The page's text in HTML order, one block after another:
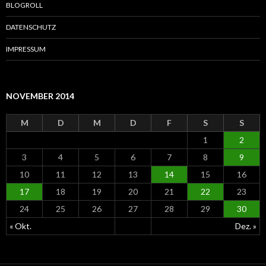
a
h
BLOGROLL
DATENSCHUTZ
IMPRESSUM
NOVEMBER 2014
M D M D F S S
« Okt. Dez. »
1
2
3
4 5 6 7 8
9
10
11 12 13 14 15
16
17
18 19 20 21 22
23
24
25 26 27 28 29 30